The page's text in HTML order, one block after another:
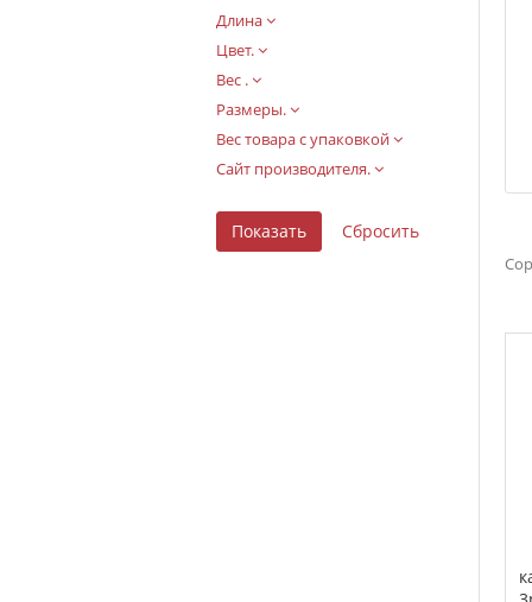
Длина
Цвет.
Вес .
Размеры.
Вес товара с упаковкой
Сайт производителя.